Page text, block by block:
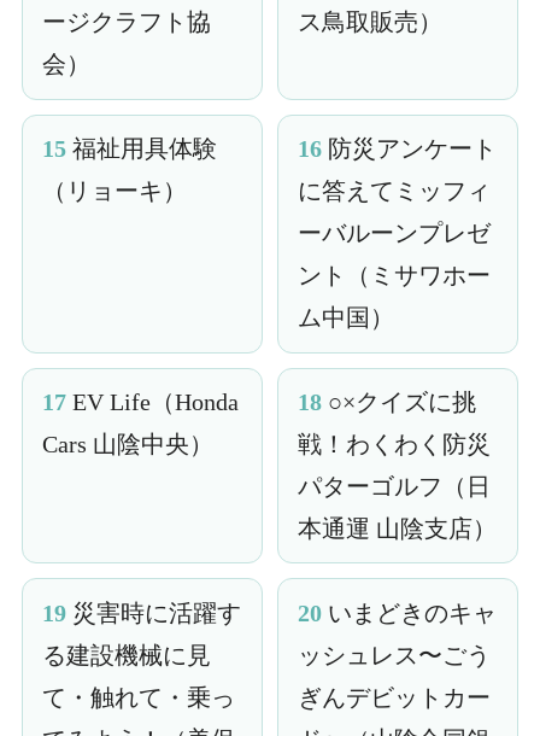
ージクラフト協
会）
ス鳥取販売）
15福祉用具体験
（リョーキ）
16 防災アンケート
に答えてミッフィ
ーバルーンプレゼ
ント（ミサワホー
ム中国）
17EV Life（Honda
Cars 山陰中央）
18 ○×クイズに挑
戦！わくわく防災
パターゴルフ（日
本通運 山陰支店）
19災害時に活躍す
る建設機械に見
て・触れて・乗っ
20 いまどきのキャ
ッシュレス〜ごう
ぎんデビットカー